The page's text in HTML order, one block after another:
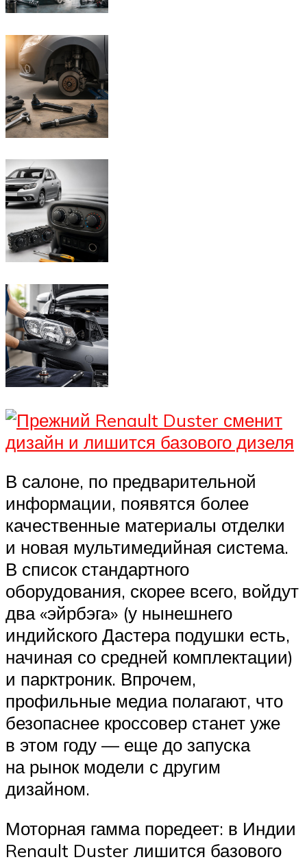
В салоне, по предварительной
информации, появятся более
качественные материалы отделки
и новая мультимедийная система.
В список стандартного
оборудования, скорее всего, войдут
два «эйрбэга» (у нынешнего
индийского Дастера подушки есть,
начиная со средней комплектации)
и парктроник. Впрочем,
профильные медиа полагают, что
безопаснее кроссовер станет уже
в этом году — еще до запуска
на рынок модели с другим
дизайном.
Моторная гамма поредеет: в Индии
Renault Duster лишится базового